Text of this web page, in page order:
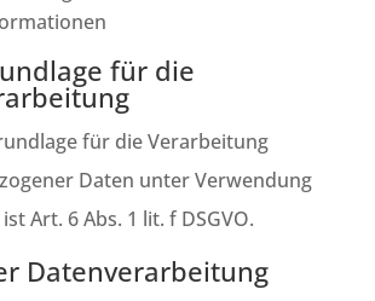
für die
für die Verarbeitung
Daten unter Verwendung
Art. 6 Abs. 1 lit. f DSGVO.
Datenverarbeitung